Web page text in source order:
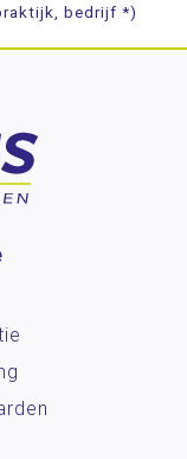
bedrijf *)